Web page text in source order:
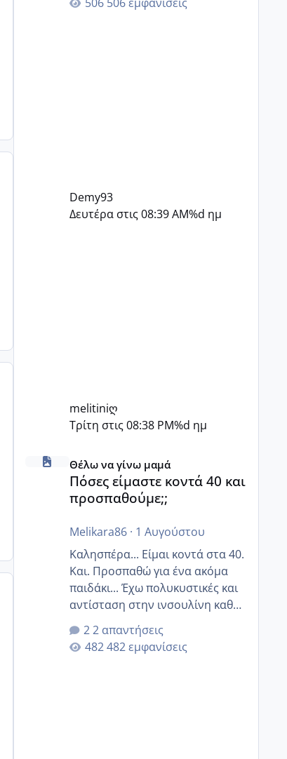
@Παρασκευαιδου @Zenia z
Demy93
Δευτέρα στις 08:39 AM%d ημ
melitiniღ
Τρίτη στις 08:38 PM%d ημ
Πόσες είμαστε κοντά 40 και προσπαθούμε;;
Θέλω να γίνω μαμά
Πόσες είμαστε κοντά 40 και
προσπαθούμε;;
Melikara86· 1 Αυγούστου
Καλησπέρα... Είμαι κοντά στα 40.
Και. Προσπαθώ για ένα ακόμα
παιδάκι... Έχω πολυκυστικές και
αντίσταση στην ινσουλίνη καθώς
και χάσιμοτο! Έχω λίγα κιλά
παραπάνω και όσο κ αν
προσπαθώ δεν χάνω εύκολα!
2 απαντήσεις
482 εμφανίσεις